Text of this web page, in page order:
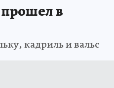
в
кадриль и вальс